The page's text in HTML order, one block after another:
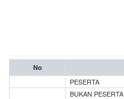
No
PESERTA
BUKAN PESERTA